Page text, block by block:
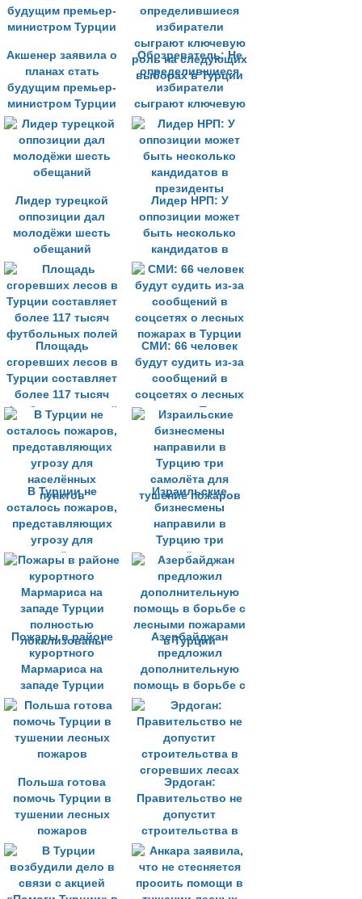
Акшенер заявила о
планах стать
будущим премьер-
министром Турции
Обозреватель: Не
определившиеся
избиратели
сыграют ключевую
роль на следующих
выборах в Турции
Лидер турецкой
оппозиции дал
молодёжи шесть
обещаний
Лидер НРП: У
оппозиции может
быть несколько
кандидатов в
президенты
Площадь
сгоревших лесов в
Турции составляет
более 117 тысяч
футбольных полей
СМИ: 66 человек
будут судить из-за
сообщений в
соцсетях о лесных
пожарах в Турции
В Турции не
осталось пожаров,
представляющих
угрозу для
населённых
пунктов
Израильские
бизнесмены
направили в
Турцию три
самолёта для
тушение пожаров
Пожары в районе
курортного
Мармариса на
западе Турции
полностью
локализованы
Азербайджан
предложил
дополнительную
помощь в борьбе с
лесными пожарами
в Турции
Польша готова
помочь Турции в
тушении лесных
пожаров
Эрдоган:
Правительство не
допустит
строительства в
сгоревших лесах